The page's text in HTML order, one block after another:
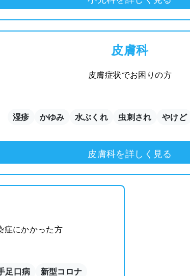
皮膚科
皮膚症状でお困りの方
湿疹 かゆみ 水ぶくれ 虫刺され やけど
皮膚科を詳しく見る
症にかかった方
足口病 新型コロナ